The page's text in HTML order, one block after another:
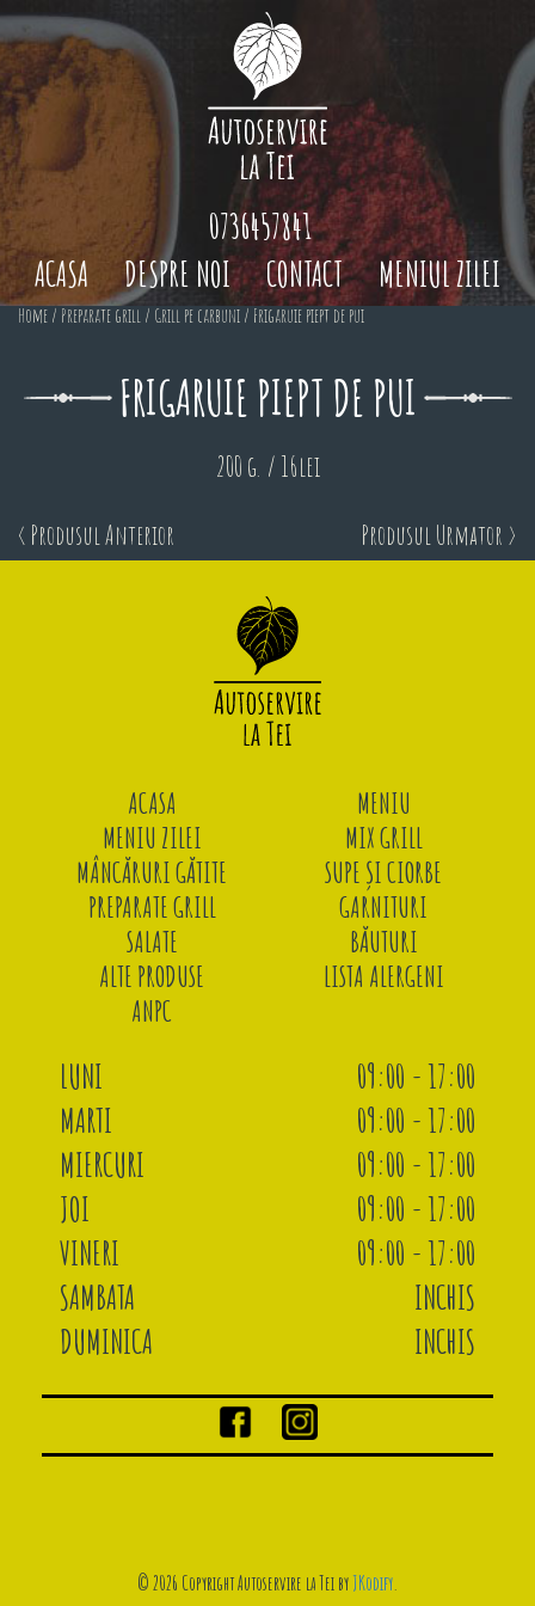
ACASA DESPRE NOI CONTACT MENIUL ZILEI
0736457841
Home / Preparate grill / Grill pe carbuni / Frigaruie piept de pui
FRIGARUIE PIEPT DE PUI
200 g. / 16lei
< Produsul Anterior Produsul Urmator >
ACASA
MENIU
MENIU ZILEI
MIX GRILL
MÂNCĂRURI GĂTITE
SUPE ȘI CIORBE
PREPARATE GRILL
GARNITURI
SALATE
BĂUTURI
ALTE PRODUSE
LISTA ALERGENI
ANPC
LUNI
09:00 - 17:00
MARTI
09:00 - 17:00
MIERCURI
09:00 - 17:00
JOI
09:00 - 17:00
VINERI
09:00 - 17:00
SAMBATA
INCHIS
DUMINICA
INCHIS
© 2026 Copyright Autoservire la Tei byJKodify.